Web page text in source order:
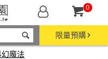
0
限量預購
魔法